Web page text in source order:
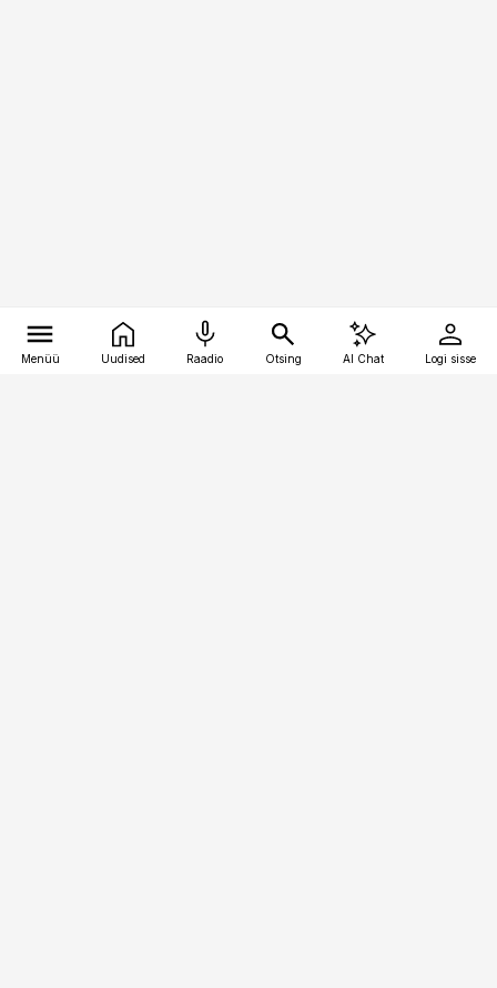
Menüü Uudised Raadio Otsing AI Chat Logi sisse